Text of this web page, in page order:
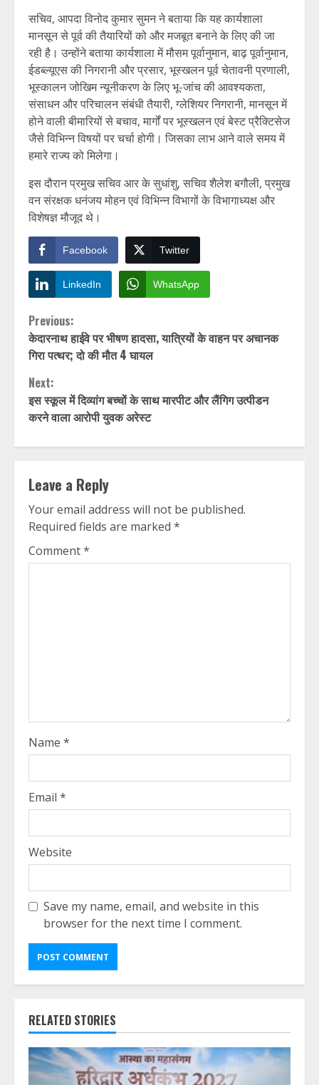
सचिव, आपदा विनोद कुमार सुमन ने बताया कि यह कार्यशाला
मानसून से पूर्व की तैयारियों को और मजबूत बनाने के लिए की जा
रही है। उन्होंने बताया कार्यशाला में मौसम पूर्वानुमान, बाढ़ पूर्वानुमान,
ईडब्ल्यूएस की निगरानी और प्रसार, भूस्खलन पूर्व चेतावनी प्रणाली,
भूस्कालन जोखिम न्यूनीकरण के लिए भू-जांच की आवश्यकता,
संसाधन और परिचालन संबंधी तैयारी, ग्लेशियर निगरानी, मानसून में
होने वाली बीमारियों से बचाव, मार्गों पर भूस्खलन एवं बेस्ट प्रैक्टिसेज
जैसे विभिन्न विषयों पर चर्चा होगी। जिसका लाभ आने वाले समय में
हमारे राज्य को मिलेगा।
इस दौरान प्रमुख सचिव आर के सुधांशु, सचिव शैलेश बगौली, प्रमुख
वन संरक्षक धनंजय मोहन एवं विभिन्न विभागों के विभागाध्यक्ष और
विशेषज्ञ मौजूद थे।
Facebook Twitter
LinkedIn WhatsApp
Continue
Reading
Previous:
केदारनाथ हाईवे पर भीषण हादसा, यात्रियों के वाहन पर अचानक
गिरा पत्थर; दो की मौत 4 घायल
Next:
इस स्कूल में दिव्यांग बच्चों के साथ मारपीट और लैंगिग उत्पीडन
करने वाला आरोपी युवक अरेस्ट
Leave a Reply
Your email address will not be published.
Required fields are marked *
Comment*
Name *
Email *
Website
Save my name, email, and website in this
browser for the next time I comment.
RELATED STORIES